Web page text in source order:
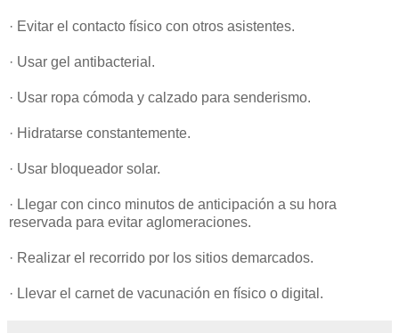
· Evitar el contacto físico con otros asistentes.
· Usar gel antibacterial.
· Usar ropa cómoda y calzado para senderismo.
· Hidratarse constantemente.
· Usar bloqueador solar.
· Llegar con cinco minutos de anticipación a su hora
reservada para evitar aglomeraciones.
· Realizar el recorrido por los sitios demarcados.
· Llevar el carnet de vacunación en físico o digital.